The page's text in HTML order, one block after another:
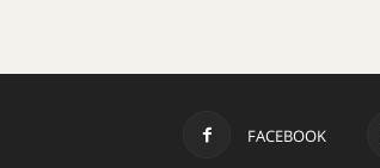
FACEBOOK